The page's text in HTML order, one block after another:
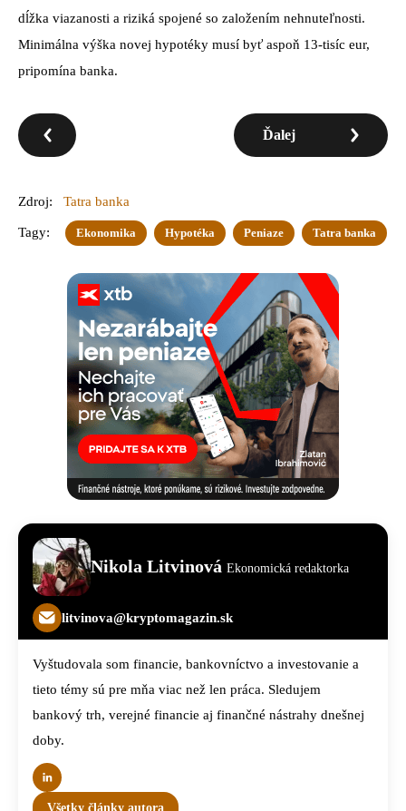
dĺžka viazanosti a riziká spojené so založením nehnuteľnosti.
Minimálna výška novej hypotéky musí byť aspoň 13-tisíc eur,
pripomína banka.
Ďalej
Zdroj: Tatra banka
Tagy: Ekonomika Hypotéka Peniaze Tatra banka
Nikola Litvinová Ekonomická redaktorka
litvinova@kryptomagazin.sk
Vyštudovala som financie, bankovníctvo a investovanie a
tieto témy sú pre mňa viac než len práca. Sledujem
bankový trh, verejné financie aj finančné nástrahy dnešnej
doby.
Všetky články autora